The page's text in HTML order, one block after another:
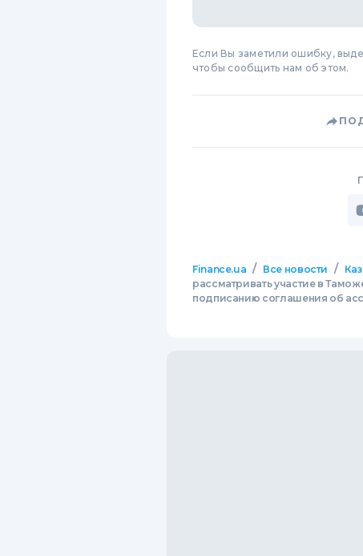
Если Вы заметили ошибку,
чтобы сообщить нам об этом.
Finance.ua / Все новости /
рассматривать участие в
подписанию соглашения об